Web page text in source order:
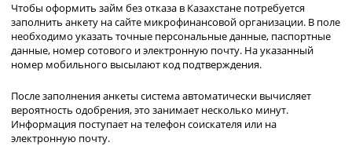
Чтобы оформить займ без отказа в Казахстане потребуется
заполнить анкету на сайте микрофинансовой организации. В поле
необходимо указать точные персональные данные, паспортные
данные, номер сотового и электронную почту. На указанный
номер мобильного высылают код подтверждения.
После заполнения анкеты система автоматически вычисляет
вероятность одобрения, это занимает несколько минут.
Информация поступает на телефон соискателя или на
электронную почту.